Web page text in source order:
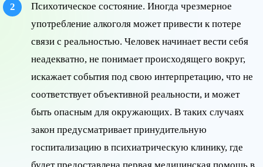
Психотическое состояние. Иногда чрезмерное
употребление алкоголя может привести к потере
связи с реальностью. Человек начинает вести себя
неадекватно, не понимает происходящего вокруг,
искажает события под свою интерпретацию, что не
соответствует объективной реальности, и может
быть опасным для окружающих. В таких случаях
закон предусматривает принудительную
госпитализацию в психиатрическую клинику, где